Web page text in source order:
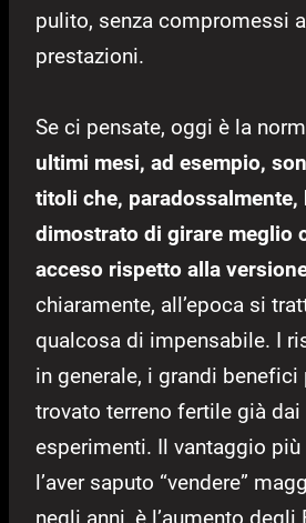
pulito, senza compromessi
prestazioni.
Se ci pensate, oggi è la
ultimi mesi, ad esempio,
titoli che, paradossalmente,
dimostrato di girare meglio
acceso rispetto alla
chiaramente, all’epoca si
qualcosa di impensabile. I
in generale, i grandi benefici
trovato terreno fertile già
esperimenti. Il vantaggio più
l’aver saputo “vendere”